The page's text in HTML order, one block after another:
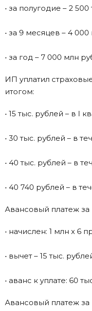
• за полугодие – 2
• за 9 месяцев – 4
• за год – 7 000 млн
ИП уплатил
итогом:
• 15 тыс. рублей – в I
• 30 тыс. рублей – в
• 40 тыс. рублей – в
• 40 740 рублей – в
Авансовый платеж за
• начислен: 1 млн х 6
• вычет – 15 тыс.
• аванс к уплате: 60
Авансовый платеж за